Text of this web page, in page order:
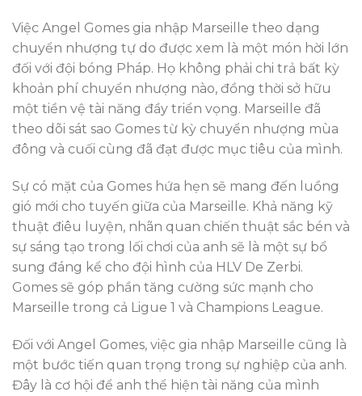
Việc Angel Gomes gia nhập Marseille theo dạng
chuyển nhượng tự do được xem là một món hời lớn
đối với đội bóng Pháp. Họ không phải chi trả bất kỳ
khoản phí chuyển nhượng nào, đồng thời sở hữu
một tiền vệ tài năng đầy triển vọng. Marseille đã
theo dõi sát sao Gomes từ kỳ chuyển nhượng mùa
đông và cuối cùng đã đạt được mục tiêu của mình.
Sự có mặt của Gomes hứa hẹn sẽ mang đến luồng
gió mới cho tuyến giữa của Marseille. Khả năng kỹ
thuật điêu luyện, nhãn quan chiến thuật sắc bén và
sự sáng tạo trong lối chơi của anh sẽ là một sự bổ
sung đáng kể cho đội hình của HLV De Zerbi.
Gomes sẽ góp phần tăng cường sức mạnh cho
Marseille trong cả Ligue 1 và Champions League.
Đối với Angel Gomes, việc gia nhập Marseille cũng là
một bước tiến quan trọng trong sự nghiệp của anh.
Đây là cơ hội để anh thể hiện tài năng của mình